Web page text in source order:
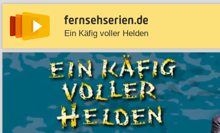
Ein Käfig voller Helden
News Entdecken Streaming